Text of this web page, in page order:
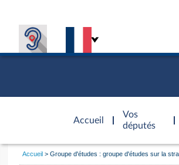
Accueil
d'accueil
Vos
députés
Vous
Accueil Groupe d'études : groupe d'études sur la